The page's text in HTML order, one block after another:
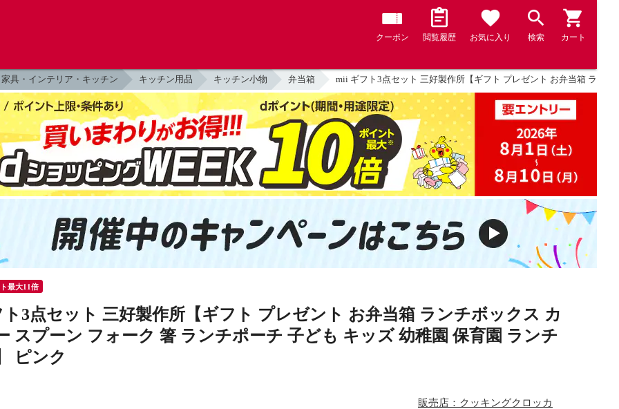
クーポン 閲覧履歴 お気に入り 検索 カート
家具・インテリア・キッチン キッチン用品 キッチン小物 弁当箱 mii ギフト3点セット 三好製作所【ギフト プレゼント お弁当箱 ラン
最大11倍
3点セット 三好製作所【ギフト プレゼント お弁当箱 ランチボックス カ
スプーン フォーク 箸 ランチポーチ 子ども キッズ 幼稚園 保育園 ランチ
ピンク
販売店：クッキングクロッカ